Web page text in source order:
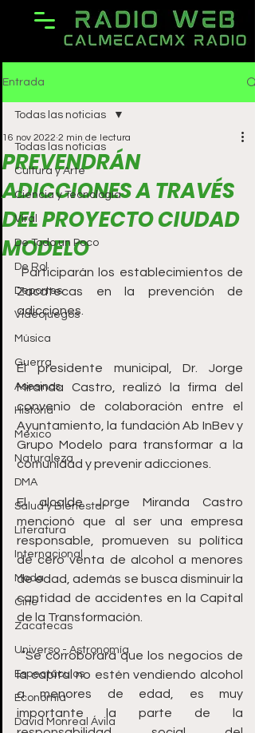
Entrada
Todas las noticias
Cultura y Arte
Ciencia y Tecnología
Viral
De Todo un Poco
De Rol
Deportes
Videojuegos
Música
Guerra
Asesinos
Historia
México
Naturaleza
DMA
Salud y Bienestar
Literatura
Internacional
Moda
Cine
Zacatecas
Universo - Astronomía
Espectáculos
Economía
David Monreal Ávila
Todas las noticias
PREVENDRÁN
ADICCIONES A TRAVÉS
DEL PROYECTO CIUDAD
MODELO
16 nov 2022 2 min de lectura
Participarán los establecimientos de
Zacatecas en la prevención de
adicciones.
El presidente municipal, Dr. Jorge
Miranda Castro, realizó la firma del
convenio de colaboración entre el
Ayuntamiento, la fundación Ab InBev y
Grupo Modelo para transformar a la
comunidad y prevenir adicciones.
El alcalde Jorge Miranda Castro
mencionó que al ser una empresa
responsable, promueven su política
de cero venta de alcohol a menores
de edad, además se busca disminuir la
cantidad de accidentes en la Capital
de la Transformación.
“Se corroborará que los negocios de
la capital no estén vendiendo alcohol
a menores de edad, es muy
importante la parte de la